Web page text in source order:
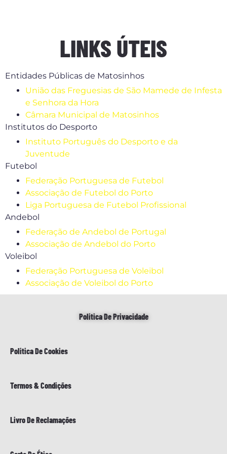
LINKS ÚTEIS
Entidades Públicas de Matosinhos
União das Freguesias de São Mamede de Infesta
e Senhora da Hora
Câmara Municipal de Matosinhos
Institutos do Desporto
Instituto Português do Desporto e da
Juventude
Futebol
Federação Portuguesa de Futebol
Associação de Futebol do Porto
Liga Portuguesa de Futebol Profissional
Andebol
Federação de Andebol de Portugal
Associação de Andebol do Porto
Voleibol
Federação Portuguesa de Voleibol
Associação de Voleibol do Porto
Politica De Privacidade
Politica De Cookies
Termos & Condições
Livro De Reclamações